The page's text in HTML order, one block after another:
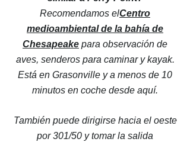
Recomendamos elCentro
medioambiental de la bahía de
Chesapeake para observación de
aves, senderos para caminar y kayak.
Está en Grasonville y a menos de 10
minutos en coche desde aquí.
También puede dirigirse hacia el oeste
por 301/50 y tomar la salida